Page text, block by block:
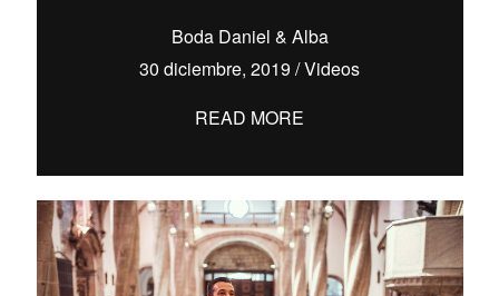
Boda Daniel & Alba
30 diciembre, 2019 /Videos
READ MORE